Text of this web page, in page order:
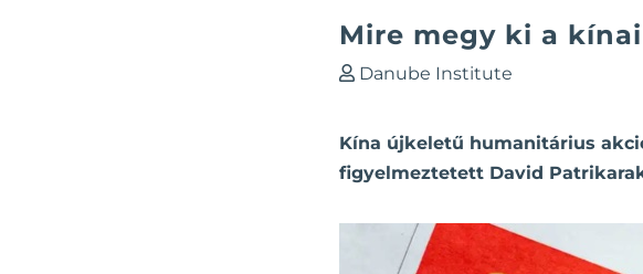
Mire megy ki a
Danube Institute
Kína újkeletű humanitárius
figyelmeztetett David